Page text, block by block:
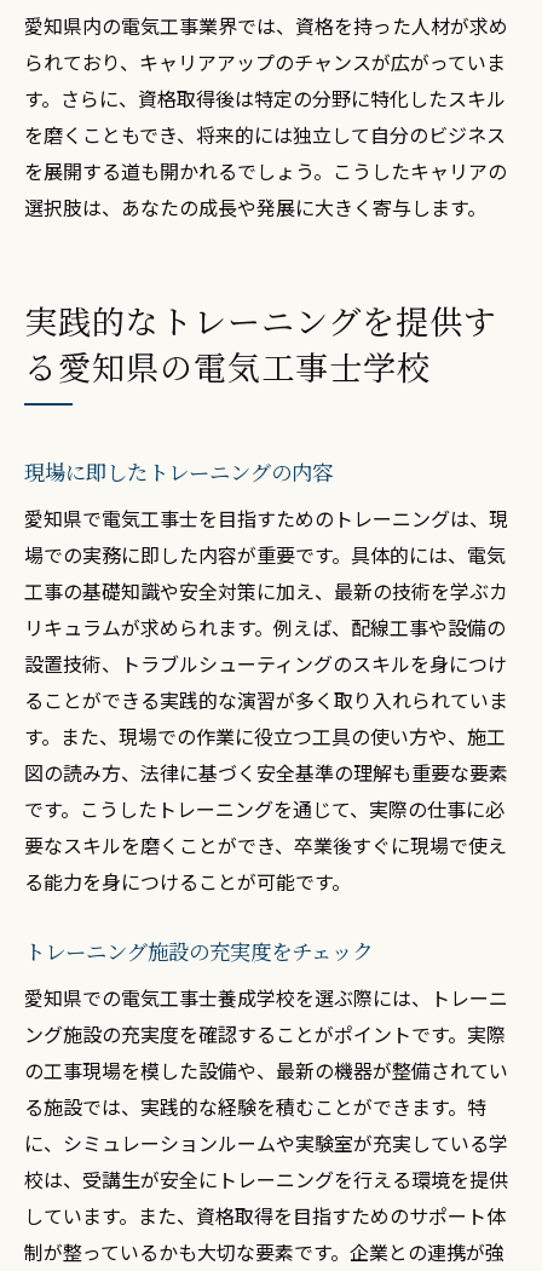
愛知県内の電気工事業界では、資格を持った人材が求め
られており、キャリアアップのチャンスが広がっていま
す。さらに、資格取得後は特定の分野に特化したスキル
を磨くこともでき、将来的には独立して自分のビジネス
を展開する道も開かれるでしょう。こうしたキャリアの
選択肢は、あなたの成長や発展に大きく寄与します。
実践的なトレーニングを提供す
る愛知県の電気工事士学校
現場に即したトレーニングの内容
愛知県で電気工事士を目指すためのトレーニングは、現
場での実務に即した内容が重要です。具体的には、電気
工事の基礎知識や安全対策に加え、最新の技術を学ぶカ
リキュラムが求められます。例えば、配線工事や設備の
設置技術、トラブルシューティングのスキルを身につけ
ることができる実践的な演習が多く取り入れられていま
す。また、現場での作業に役立つ工具の使い方や、施工
図の読み方、法律に基づく安全基準の理解も重要な要素
です。こうしたトレーニングを通じて、実際の仕事に必
要なスキルを磨くことができ、卒業後すぐに現場で使え
る能力を身につけることが可能です。
トレーニング施設の充実度をチェック
愛知県での電気工事士養成学校を選ぶ際には、トレーニ
ング施設の充実度を確認することがポイントです。実際
の工事現場を模した設備や、最新の機器が整備されてい
る施設では、実践的な経験を積むことができます。特
に、シミュレーションルームや実験室が充実している学
校は、受講生が安全にトレーニングを行える環境を提供
しています。また、資格取得を目指すためのサポート体
制が整っているかも大切な要素です。企業との連携が強